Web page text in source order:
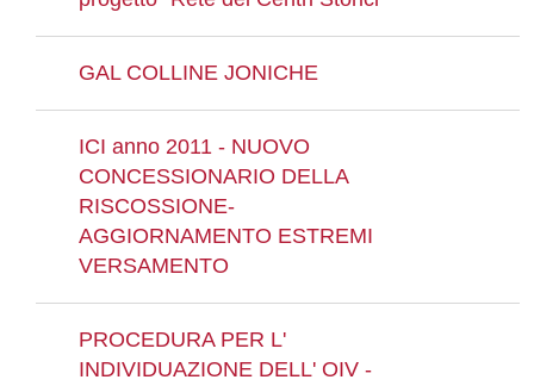
GAL COLLINE JONICHE
ICI anno 2011 - NUOVO
CONCESSIONARIO DELLA
RISCOSSIONE-
AGGIORNAMENTO ESTREMI
VERSAMENTO
PROCEDURA PER L'
INDIVIDUAZIONE DELL' OIV -